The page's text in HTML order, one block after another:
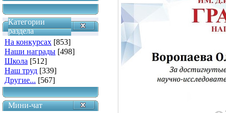
Категории
раздела
На конкурсах [853]
Наши награды [498]
Школа [512]
Наш труд [339]
Другие... [567]
Мини-чат